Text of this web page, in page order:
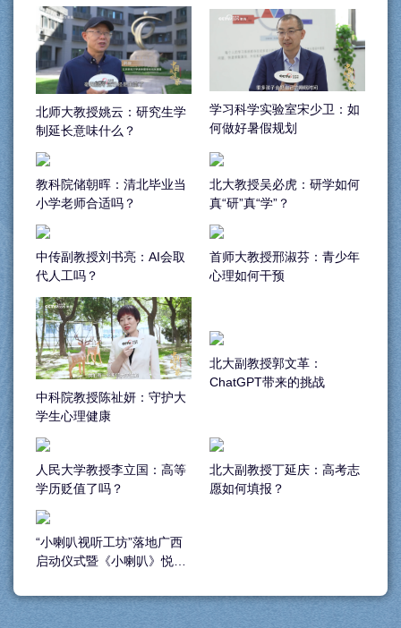
北师大教授姚云：研究生学
制延长意味什么？
学习科学实验室宋少卫：如
何做好暑假规划
教科院储朝晖：清北毕业当
小学老师合适吗？
北大教授吴必虎：研学如何
真“研”真“学”？
中传副教授刘书亮：AI会取
代人工吗？
首师大教授邢淑芬：青少年
心理如何干预
中科院教授陈祉妍：守护大
学生心理健康
北大副教授郭文革：
ChatGPT带来的挑战
人民大学教授李立国：高等
学历贬值了吗？
北大副教授丁延庆：高考志
愿如何填报？
“小喇叭视听工坊”落地广西
启动仪式暨《小喇叭》悦读